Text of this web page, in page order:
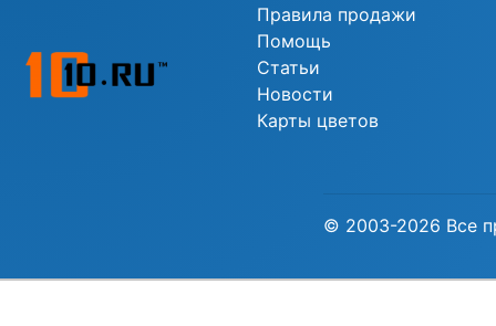
Правила продажи
Помощь
Статьи
Новости
Карты цветов
© 2003-2026 Все